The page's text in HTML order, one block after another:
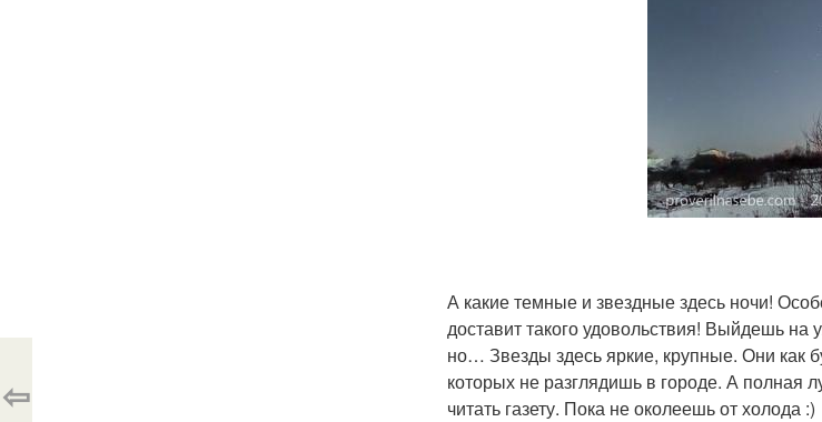
А какие темные и звездные здесь ночи!
доставит такого удовольствия! Выйдешь
но… Звезды здесь яркие, крупные. Они как
которых не разглядишь в городе. А полная
читать газету. Пока не околеешь от холода :)
⇦